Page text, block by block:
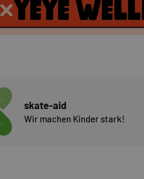
skate-aid
Wir machen Kinder stark!